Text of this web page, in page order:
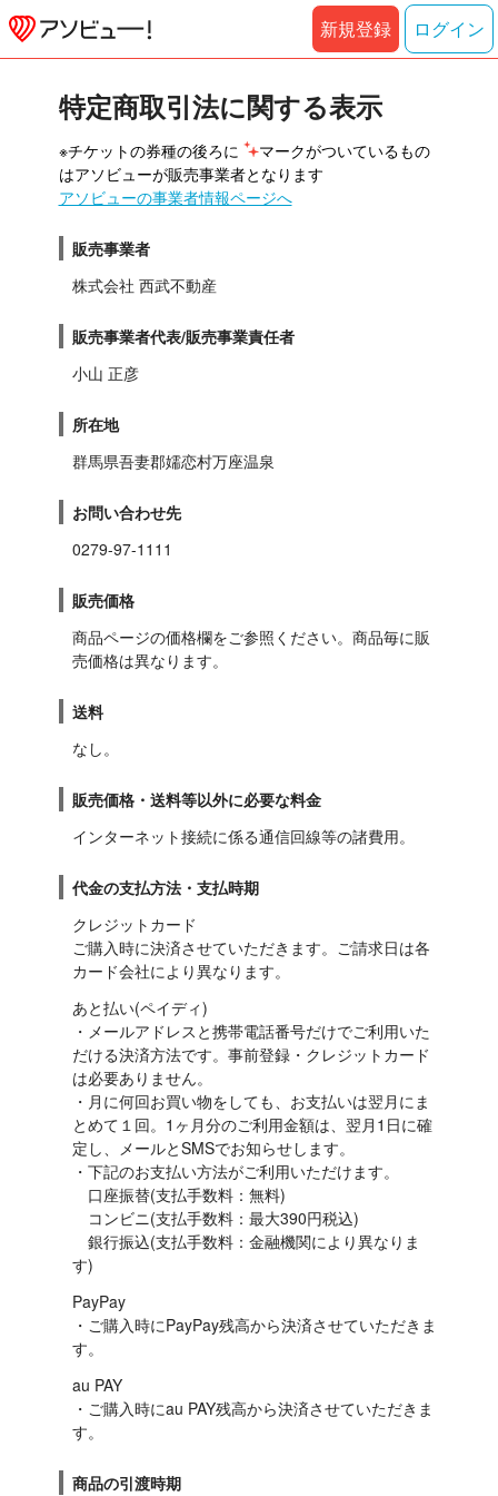
新規登録 ログイン
特定商取引法に関する表示
※チケットの券種の後ろに
マークがついているもの
はアソビューが販売事業者となります
アソビューの事業者情報ページへ
販売事業者
株式会社 西武不動産
販売事業者代表/販売事業責任者
小山 正彦
所在地
群馬県吾妻郡嬬恋村万座温泉
お問い合わせ先
0279-97-1111
販売価格
商品ページの価格欄をご参照ください。商品毎に販
売価格は異なります。
送料
なし。
販売価格・送料等以外に必要な料金
インターネット接続に係る通信回線等の諸費用。
代金の支払方法・支払時期
クレジットカード
ご購入時に決済させていただきます。ご請求日は各
カード会社により異なります。
あと払い(ペイディ)
・メールアドレスと携帯電話番号だけでご利用いた
だける決済方法です。事前登録・クレジットカード
は必要ありません。
・月に何回お買い物をしても、お支払いは翌月にま
とめて１回。1ヶ月分のご利用金額は、翌月1日に確
定し、メールとSMSでお知らせします。
・下記のお支払い方法がご利用いただけます。
口座振替(支払手数料：無料)
コンビニ(支払手数料：最大390円税込)
銀行振込(支払手数料：金融機関により異なりま
す)
PayPay
・ご購入時にPayPay残高から決済させていただきま
す。
au PAY
・ご購入時にau PAY残高から決済させていただきま
す。
商品の引渡時期